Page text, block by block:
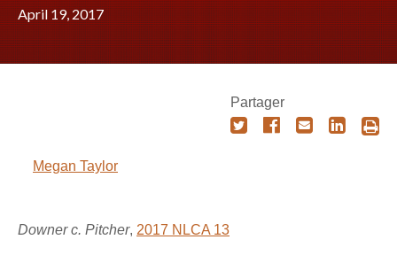
April 19, 2017
Megan Taylor
Partager
Downer c. Pitcher, 2017 NLCA 13